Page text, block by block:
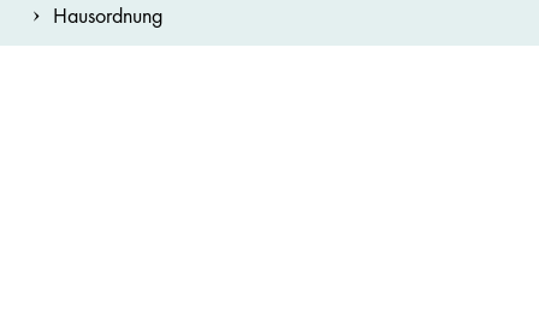
Hausordnung